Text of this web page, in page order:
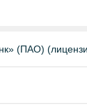
(ПАО)